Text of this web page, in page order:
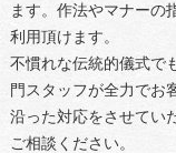
ます。作法やマナーの
利用頂けます。
不慣れな伝統的儀式で
門スタッフが全力でお
沿った対応をさせてい
ご相談ください。